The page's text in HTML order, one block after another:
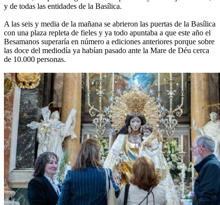
y de todas las entidades de la Basílica.
A las seis y media de la mañana se abrieron las puertas de la Basílica
con una plaza repleta de fieles y ya todo apuntaba a que este año el
Besamanos superaría en número a ediciones anteriores porque sobre
las doce del mediodía ya habían pasado ante la Mare de Déu cerca
de 10.000 personas.